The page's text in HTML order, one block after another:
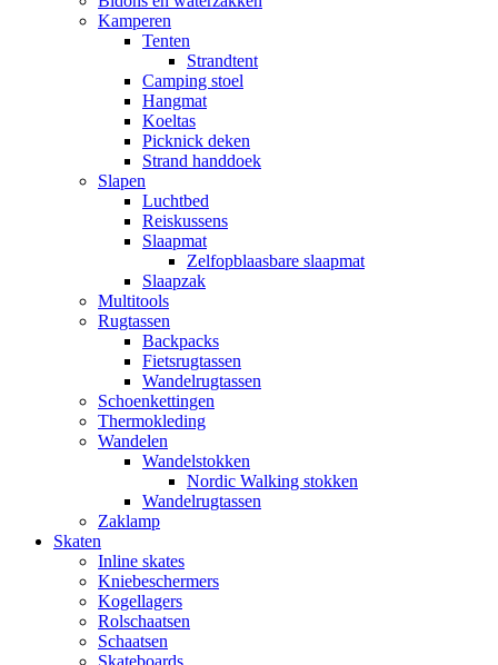
Kamperen
Tenten
Strandtent
Camping stoel
Hangmat
Koeltas
Picknick deken
Strand handdoek
Slapen
Luchtbed
Reiskussens
Slaapmat
Zelfopblaasbare slaapmat
Slaapzak
Multitools
Rugtassen
Backpacks
Fietsrugtassen
Wandelrugtassen
Schoenkettingen
Thermokleding
Wandelen
Wandelstokken
Nordic Walking stokken
Wandelrugtassen
Zaklamp
Skaten
Inline skates
Kniebeschermers
Kogellagers
Rolschaatsen
Schaatsen
Skateboards